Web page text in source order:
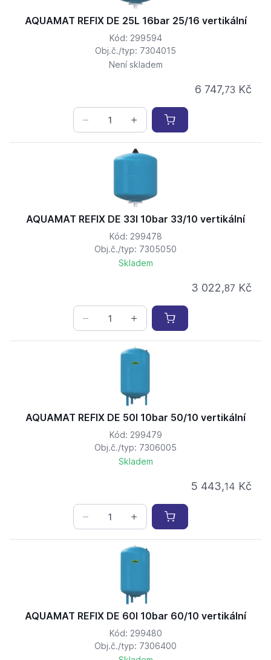
AQUAMAT REFIX DE 25L 16bar 25/16 vertikální
Kód: 299594
Obj.č./typ: 7304015
Není skladem
6 747,73 Kč
AQUAMAT REFIX DE 33l 10bar 33/10 vertikální
Kód: 299478
Obj.č./typ: 7305050
Skladem
3 022,87 Kč
AQUAMAT REFIX DE 50l 10bar 50/10 vertikální
Kód: 299479
Obj.č./typ: 7306005
Skladem
5 443,14 Kč
AQUAMAT REFIX DE 60l 10bar 60/10 vertikální
Kód: 299480
Obj.č./typ: 7306400